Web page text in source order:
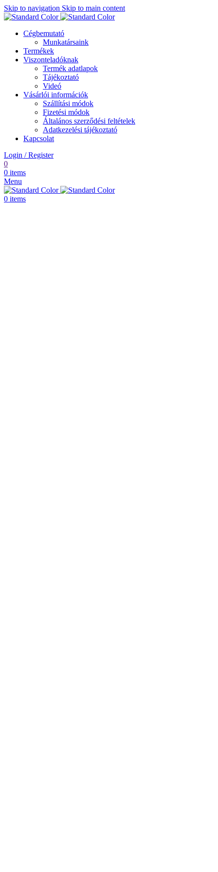
Skip to navigation Skip to main content
Cégbemutató
Munkatársaink
Termékek
Viszonteladóknak
Termék adatlapok
Tájékoztató
Videó
Vásárlói információk
Szállítási módok
Fizetési módok
Általános szerződési feltételek
Adatkezelési tájékoztató
Kapcsolat
Login / Register
0
0 items
Menu
0 items